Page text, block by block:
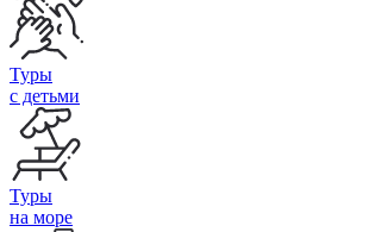
Туры
с детьми
Туры
на море